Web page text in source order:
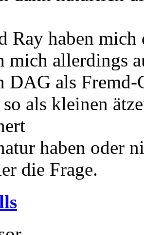
Ray haben mich
mich allerdings
DAG als
als kleinen
haben oder
die Frage.